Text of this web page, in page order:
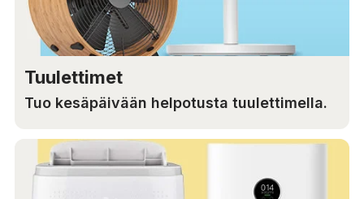
Tuulettimet
Tuo kesäpäivään helpotusta tuulettimella.